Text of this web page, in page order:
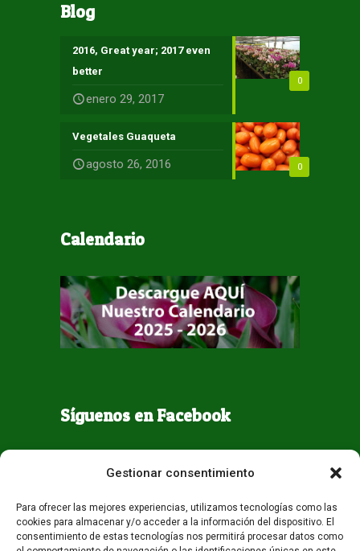
Gestionar consentimiento
Para ofrecer las mejores experiencias, utilizamos tecnologías como las
cookies para almacenar y/o acceder a la información del dispositivo. El
consentimiento de estas tecnologías nos permitirá procesar datos como
Blog
0
2016, Great year; 2017 even
better
enero 29, 2017
0
Vegetales Guaqueta
agosto 26, 2016
Calendario
Síguenos en Facebook